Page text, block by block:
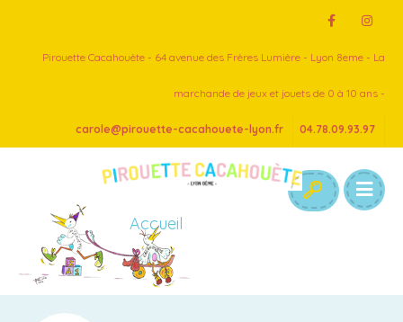
Pirouette Cacahouète - 64 avenue des Frères Lumière - Lyon 8eme - La
marchande de jeux et jouets de 0 à 10 ans -
carole@pirouette-cacahouete-lyon.fr 04.78.09.93.97
Accueil